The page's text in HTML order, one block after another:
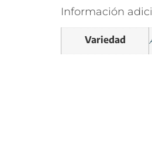
Información
Variedad